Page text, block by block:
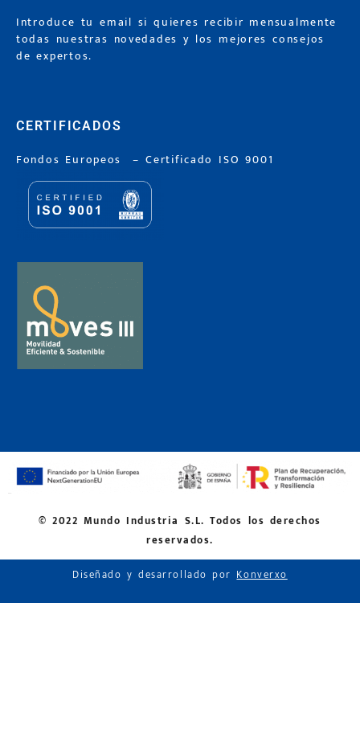
Introduce tu email si quieres recibir mensualmente
todas nuestras novedades y los mejores consejos
de expertos.
CERTIFICADOS
Fondos Europeos –Certificado ISO 9001
© 2022 Mundo Industria S.L. Todos los derechos
reservados.
Diseñado y desarrollado porKonverxo